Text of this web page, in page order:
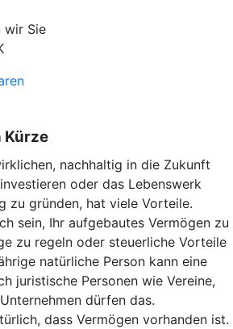
wir Sie
Kürze
nachhaltig in die Zukunft
oder das Lebenswerk
zu gründen, hat viele Vorteile.
sein, Ihr aufgebautes Vermögen zu
zu regeln oder steuerliche Vorteile
natürliche Person kann eine
juristische Personen wie Vereine,
dürfen das.
dass Vermögen vorhanden ist.